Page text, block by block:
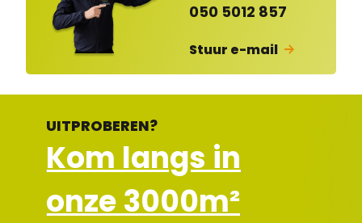
050 5012 857
Stuur e-mail
UITPROBEREN?
Kom langs in
onze 3000m²